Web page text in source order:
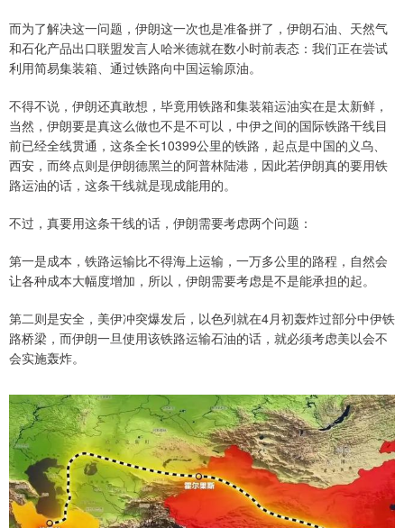
而为了解决这一问题，伊朗这一次也是准备拼了，伊朗石油、天然气
和石化产品出口联盟发言人哈米德就在数小时前表态：我们正在尝试
利用简易集装箱、通过铁路向中国运输原油。
不得不说，伊朗还真敢想，毕竟用铁路和集装箱运油实在是太新鲜，
当然，伊朗要是真这么做也不是不可以，中伊之间的国际铁路干线目
前已经全线贯通，这条全长10399公里的铁路，起点是中国的义乌、
西安，而终点则是伊朗德黑兰的阿普林陆港，因此若伊朗真的要用铁
路运油的话，这条干线就是现成能用的。
不过，真要用这条干线的话，伊朗需要考虑两个问题：
第一是成本，铁路运输比不得海上运输，一万多公里的路程，自然会
让各种成本大幅度增加，所以，伊朗需要考虑是不是能承担的起。
第二则是安全，美伊冲突爆发后，以色列就在4月初轰炸过部分中伊铁
路桥梁，而伊朗一旦使用该铁路运输石油的话，就必须考虑美以会不
会实施轰炸。